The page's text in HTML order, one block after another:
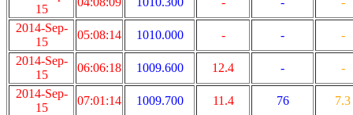
15
2014-Sep-
15
05:08:14 1010.000 - -
-
2014-Sep-
15
06:06:18 1009.600 12.4 -
-
2014-Sep-
15
07:01:14 1009.700 11.4 76
7.3